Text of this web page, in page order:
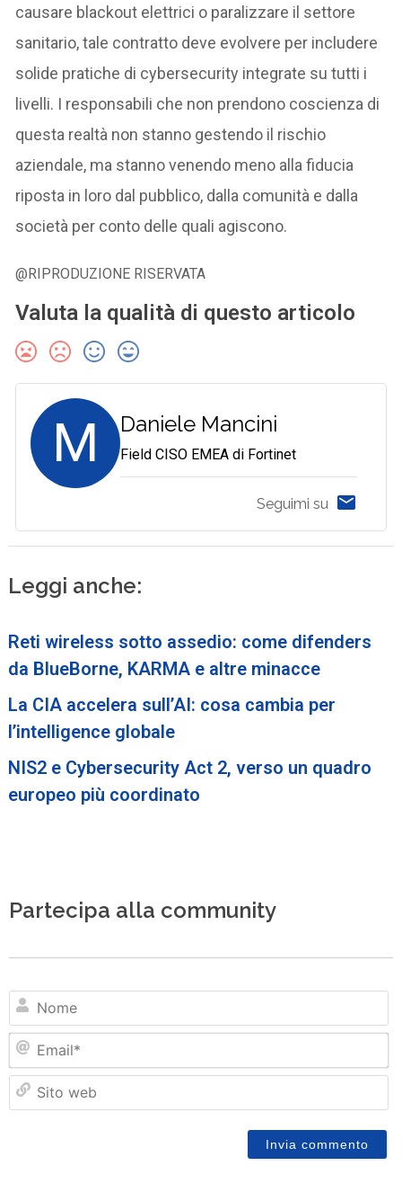
causare blackout elettrici o paralizzare il settore
sanitario, tale contratto deve evolvere per includere
solide pratiche di cybersecurity integrate su tutti i
livelli. I responsabili che non prendono coscienza di
questa realtà non stanno gestendo il rischio
aziendale, ma stanno venendo meno alla fiducia
riposta in loro dal pubblico, dalla comunità e dalla
società per conto delle quali agiscono.
@RIPRODUZIONE RISERVATA
Valuta la qualità di questo articolo
M Daniele Mancini
Field CISO EMEA di Fortinet
Seguimi su
Leggi anche:
Reti wireless sotto assedio: come difenders
da BlueBorne, KARMA e altre minacce
La CIA accelera sull’AI: cosa cambia per
l’intelligence globale
NIS2 e Cybersecurity Act 2, verso un quadro
europeo più coordinato
Partecipa alla community